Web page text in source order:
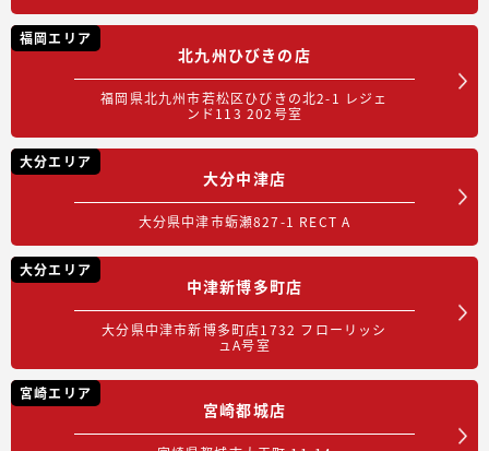
福岡エリア
北九州ひびきの店
福岡県北九州市若松区ひびきの北2-1 レジェ
ンド113 202号室
大分エリア
大分中津店
大分県中津市蛎瀬827-1 RECT A
大分エリア
中津新博多町店
大分県中津市新博多町店1732 フローリッシ
ュA号室
宮崎エリア
宮崎都城店